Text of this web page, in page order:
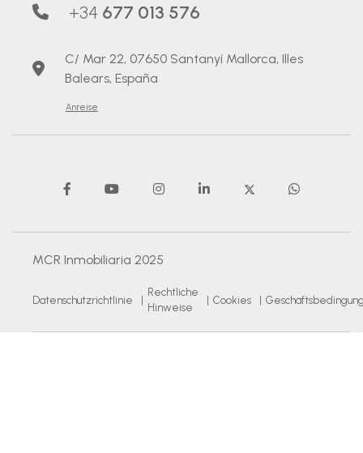
+34 677 013 576
C/ Mar 22, 07650 Santanyí Mallorca, Illes
Balears, España
Anreise
MCR Inmobiliaria 2025
Datenschutzrichtlinie |
Rechtliche
Hinweise
| Cookies |